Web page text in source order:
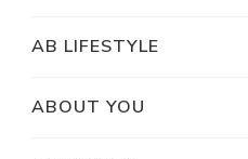
AB LIFESTYLE
ABOUT YOU